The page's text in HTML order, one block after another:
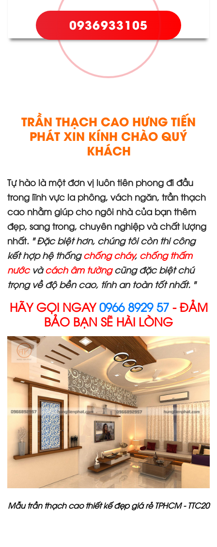
0936933105
TRẦN THẠCH CAO HƯNG TIẾN
PHÁT XIN KÍNH CHÀO QUÝ
KHÁCH
Tự hào là một đơn vị luôn tiên phong đi đầu
trong lĩnh vực la phông, vách ngăn, trần thạch
cao nhằm giúp cho ngôi nhà của bạn thêm
đẹp, sang trong, chuyên nghiệp và chất lượng
nhất. " Đặc biệt hơn, chúng tôi còn thi công
kết hợp hệ thốngchống cháy, chống thấm
nướcvàcách âm tườngcũng đặc biệt chú
trọng về độ bền cao, tính an toàn tốt nhất. "
HÃY GỌI NGAY0966 8929 57- ĐẢM
BẢO BẠN SẼ HÀI LÒNG
Mẫu trần thạch cao thiết kế đẹp giá rẻ TPHCM - TTC20